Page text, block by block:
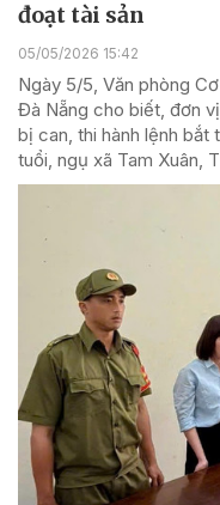
đoạt tài sản
05/05/2026 15:42
Ngày 5/5, Văn phòng
Đà Nẵng cho biết, đơn
bị can, thi hành lệnh bắt
tuổi, ngụ xã Tam Xuân,